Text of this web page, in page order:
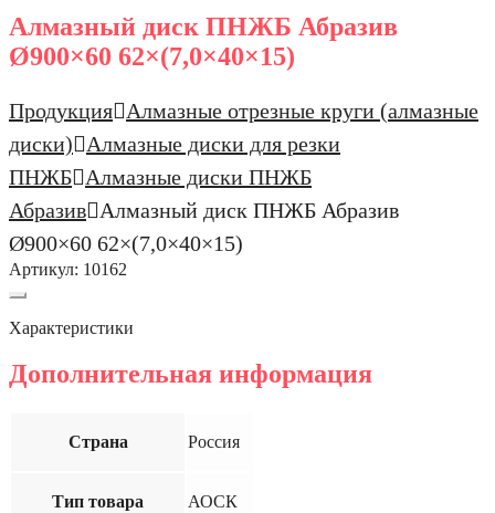
Алмазный диск ПНЖБ Абразив
Ø900×60 62×(7,0×40×15)
Продукция
Алмазные отрезные круги (алмазные
диски)
Алмазные диски для резки
ПНЖБ
Алмазные диски ПНЖБ
Абразив
Алмазный диск ПНЖБ Абразив
Ø900×60 62×(7,0×40×15)
Артикул: 10162
Характеристики
Дополнительная информация
Страна Россия
Тип товара АОСК